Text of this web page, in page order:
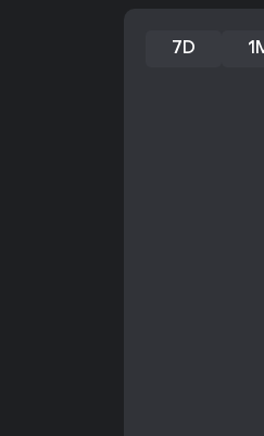
7D